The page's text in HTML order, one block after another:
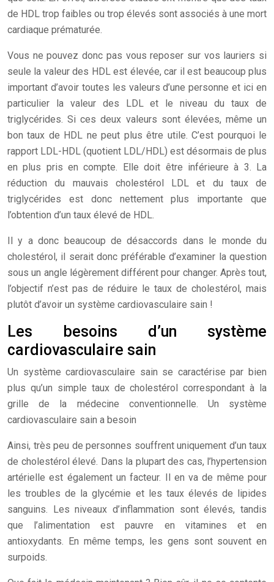
de HDL trop faibles ou trop élevés sont associés à une mort
cardiaque prématurée.
Vous ne pouvez donc pas vous reposer sur vos lauriers si
seule la valeur des HDL est élevée, car il est beaucoup plus
important d’avoir toutes les valeurs d’une personne et ici en
particulier la valeur des LDL et le niveau du taux de
triglycérides. Si ces deux valeurs sont élevées, même un
bon taux de HDL ne peut plus être utile. C’est pourquoi le
rapport LDL-HDL (quotient LDL/HDL) est désormais de plus
en plus pris en compte. Elle doit être inférieure à 3. La
réduction du mauvais cholestérol LDL et du taux de
triglycérides est donc nettement plus importante que
l’obtention d’un taux élevé de HDL.
Il y a donc beaucoup de désaccords dans le monde du
cholestérol, il serait donc préférable d’examiner la question
sous un angle légèrement différent pour changer. Après tout,
l’objectif n’est pas de réduire le taux de cholestérol, mais
plutôt d’avoir un système cardiovasculaire sain !
Les besoins d’un système
cardiovasculaire sain
Un système cardiovasculaire sain se caractérise par bien
plus qu’un simple taux de cholestérol correspondant à la
grille de la médecine conventionnelle. Un système
cardiovasculaire sain a besoin
Ainsi, très peu de personnes souffrent uniquement d’un taux
de cholestérol élevé. Dans la plupart des cas, l’hypertension
artérielle est également un facteur. Il en va de même pour
les troubles de la glycémie et les taux élevés de lipides
sanguins. Les niveaux d’inflammation sont élevés, tandis
que l’alimentation est pauvre en vitamines et en
antioxydants. En même temps, les gens sont souvent en
surpoids.